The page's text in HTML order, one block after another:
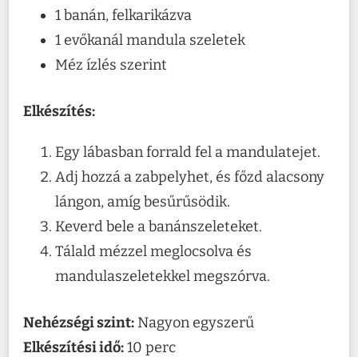
1 banán, felkarikázva
1 evőkanál mandula szeletek
Méz ízlés szerint
Elkészítés:
Egy lábasban forrald fel a mandulatejet.
Adj hozzá a zabpelyhet, és főzd alacsony
lángon, amíg besűrűsödik.
Keverd bele a banánszeleteket.
Tálald mézzel meglocsolva és
mandulaszeletekkel megszórva.
Nehézségi szint: Nagyon egyszerű
Elkészítési idő:10 perc